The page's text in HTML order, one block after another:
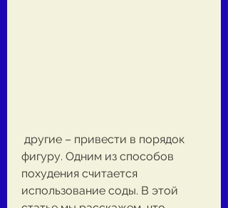
фигуру. Одним из способов
похудения считается
использование соды. В этой